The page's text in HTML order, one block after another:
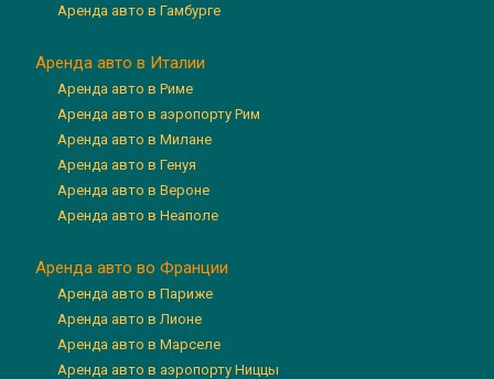
Аренда авто в Гамбурге
Аренда авто в Италии
Аренда авто в Риме
Аренда авто в аэропорту Рим
Аренда авто в Милане
Аренда авто в Генуя
Аренда авто в Вероне
Аренда авто в Неаполе
Аренда авто во Франции
Аренда авто в Париже
Аренда авто в Лионе
Аренда авто в Марселе
Аренда авто в аэропорту Ниццы